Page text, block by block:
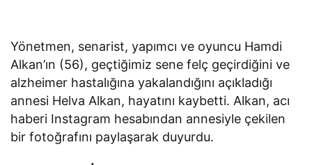
Yönetmen, senarist, yapımcı ve oyuncu Hamdi
Alkan’ın (56), geçtiğimiz sene felç geçirdiğini ve
alzheimer hastalığına yakalandığını açıkladığı
annesi Helva Alkan, hayatını kaybetti. Alkan, acı
haberi Instagram hesabından annesiyle çekilen
bir fotoğrafını paylaşarak duyurdu.